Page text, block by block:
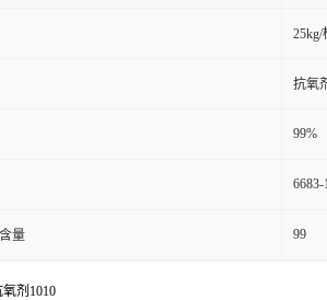
25kg/
抗氧
99%
6683-
量 99
剂1010